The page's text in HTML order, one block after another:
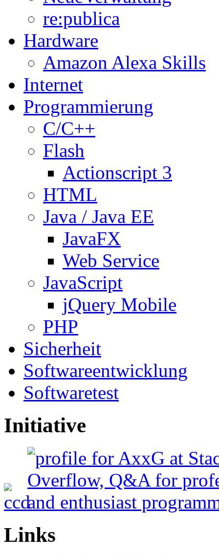
re:publica
Hardware
Amazon Alexa Skills
Internet
Programmierung
C/C++
Flash
Actionscript 3
HTML
Java / Java EE
JavaFX
Web Service
JavaScript
jQuery Mobile
PHP
Sicherheit
Softwareentwicklung
Softwaretest
Initiative
Links